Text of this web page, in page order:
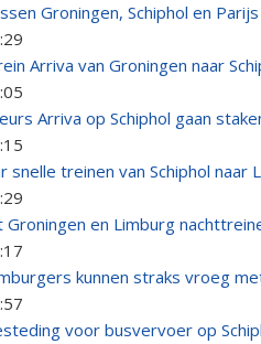
Groningen, Schiphol en
Arriva van Groningen naar
Arriva op Schiphol gaan
snelle treinen van Schiphol
Groningen en Limburg
kunnen straks vroeg
voor busvervoer op